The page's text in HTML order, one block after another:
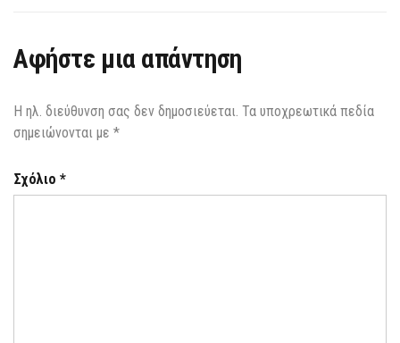
Αφήστε μια απάντηση
Η ηλ. διεύθυνση σας δεν δημοσιεύεται. Τα υποχρεωτικά πεδία
σημειώνονται με *
Σχόλιο *